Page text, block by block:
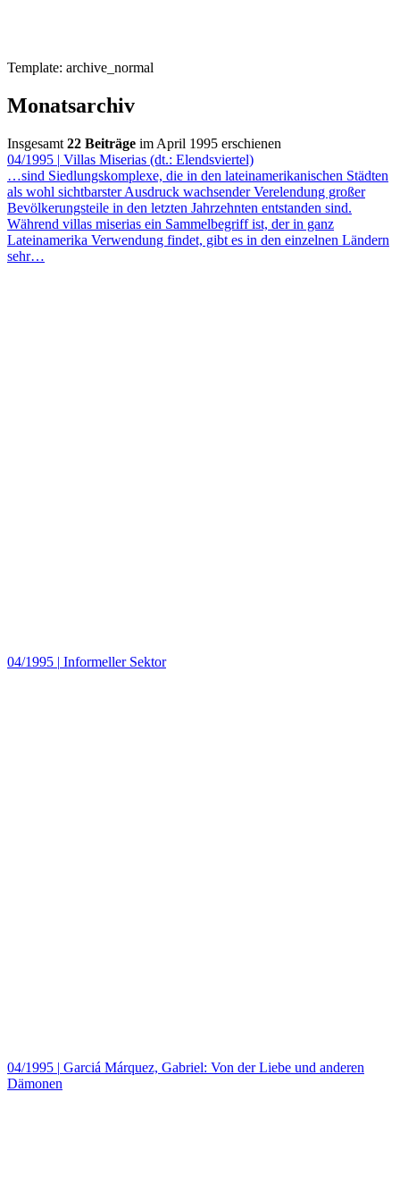
Template: archive_normal
Monatsarchiv
Insgesamt 22 Beiträge im April 1995 erschienen
04/1995 | Villas Miserias (dt.: Elendsviertel)
…sind Siedlungskomplexe, die in den lateinamerikanischen Städten
als wohl sichtbarster Ausdruck wachsender Verelendung großer
Bevölkerungsteile in den letzten Jahrzehnten entstanden sind.
Während villas miserias ein Sammelbegriff ist, der in ganz
Lateinamerika Verwendung findet, gibt es in den einzelnen Ländern
sehr…
04/1995 | Informeller Sektor
04/1995 | Garciá Márquez, Gabriel: Von der Liebe und anderen
Dämonen